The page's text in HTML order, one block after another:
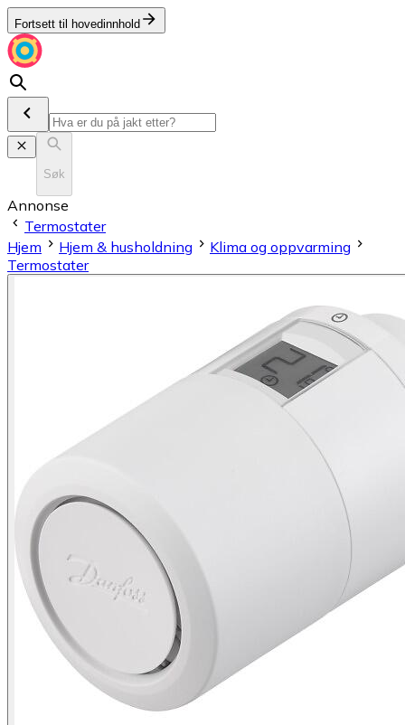
Fortsett til hovedinnhold
Søk
Annonse
Termostater
Hjem
Hjem & husholdning
Klima og oppvarming
Termostater